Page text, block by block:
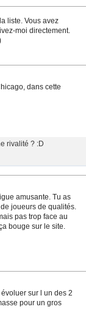
liste. Vous avez
moi directement.
dans cette
rivalité ? :D
amusante. Tu as
joueurs de qualités.
pas trop face au
bouge sur le site.
sur l un des 2
pour un gros